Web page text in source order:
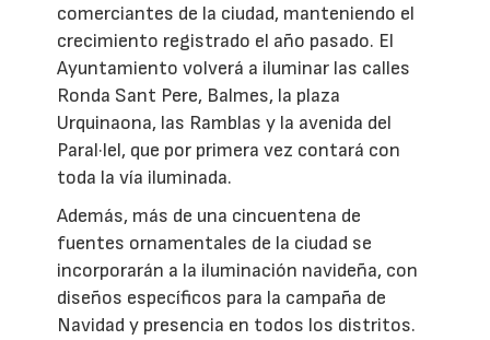
comerciantes de la ciudad, manteniendo el
crecimiento registrado el año pasado. El
Ayuntamiento volverá a iluminar las calles
Ronda Sant Pere, Balmes, la plaza
Urquinaona, las Ramblas y la avenida del
Paral·lel, que por primera vez contará con
toda la vía iluminada.
Además, más de una cincuentena de
fuentes ornamentales de la ciudad se
incorporarán a la iluminación navideña, con
diseños específicos para la campaña de
Navidad y presencia en todos los distritos.